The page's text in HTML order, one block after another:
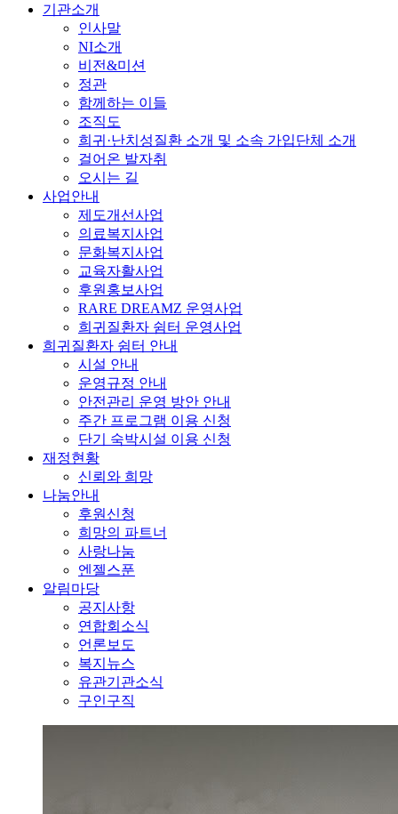
기관소개
인사말
NI소개
비전&미션
정관
함께하는 이들
조직도
희귀·난치성질환 소개 및 소속 가입단체 소개
걸어온 발자취
오시는 길
사업안내
제도개선사업
의료복지사업
문화복지사업
교육자활사업
후원홍보사업
RARE DREAMZ 운영사업
희귀질환자 쉼터 운영사업
희귀질환자 쉼터 안내
시설 안내
운영규정 안내
안전관리 운영 방안 안내
주간 프로그램 이용 신청
단기 숙박시설 이용 신청
재정현황
신뢰와 희망
나눔안내
후원신청
희망의 파트너
사랑나눔
엔젤스푼
알림마당
공지사항
연합회소식
언론보도
복지뉴스
유관기관소식
구인구직